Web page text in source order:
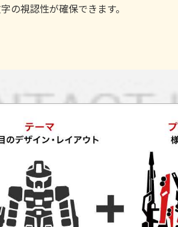
の視認性が確保できます。